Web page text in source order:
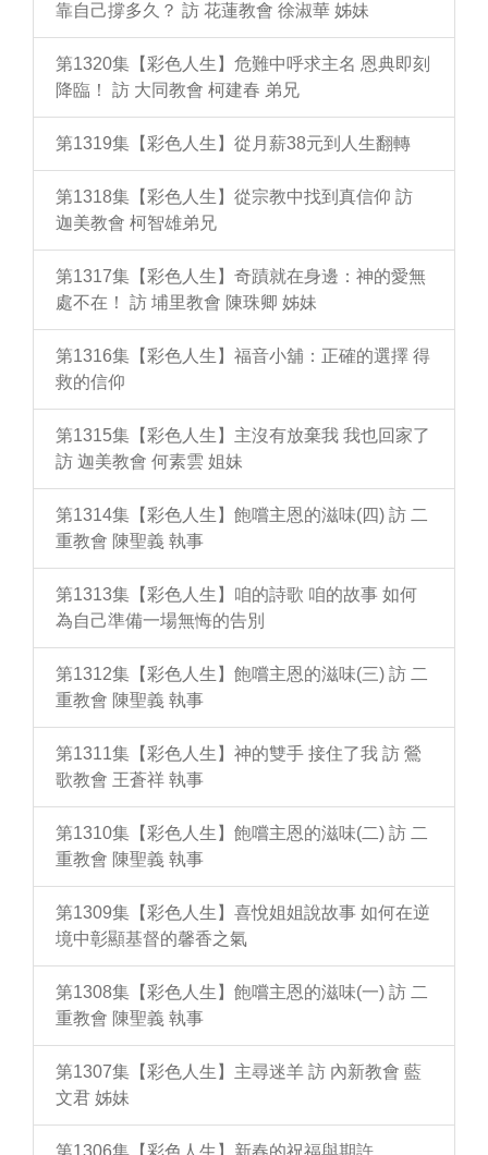
靠自己撐多久？ 訪 花蓮教會 徐淑華 姊妹
第1320集【彩色人生】危難中呼求主名 恩典即刻
降臨！ 訪 大同教會 柯建春 弟兄
第1319集【彩色人生】從月薪38元到人生翻轉
第1318集【彩色人生】從宗教中找到真信仰 訪
迦美教會 柯智雄弟兄
第1317集【彩色人生】奇蹟就在身邊：神的愛無
處不在！ 訪 埔里教會 陳珠卿 姊妹
第1316集【彩色人生】福音小舖：正確的選擇 得
救的信仰
第1315集【彩色人生】主沒有放棄我 我也回家了
訪 迦美教會 何素雲 姐妹
第1314集【彩色人生】飽嚐主恩的滋味(四) 訪 二
重教會 陳聖義 執事
第1313集【彩色人生】咱的詩歌 咱的故事 如何
為自己準備一場無悔的告別
第1312集【彩色人生】飽嚐主恩的滋味(三) 訪 二
重教會 陳聖義 執事
第1311集【彩色人生】神的雙手 接住了我 訪 鶯
歌教會 王蒼祥 執事
第1310集【彩色人生】飽嚐主恩的滋味(二) 訪 二
重教會 陳聖義 執事
第1309集【彩色人生】喜悅姐姐說故事 如何在逆
境中彰顯基督的馨香之氣
第1308集【彩色人生】飽嚐主恩的滋味(一) 訪 二
重教會 陳聖義 執事
第1307集【彩色人生】主尋迷羊 訪 內新教會 藍
文君 姊妹
第1306集【彩色人生】新春的祝福與期許